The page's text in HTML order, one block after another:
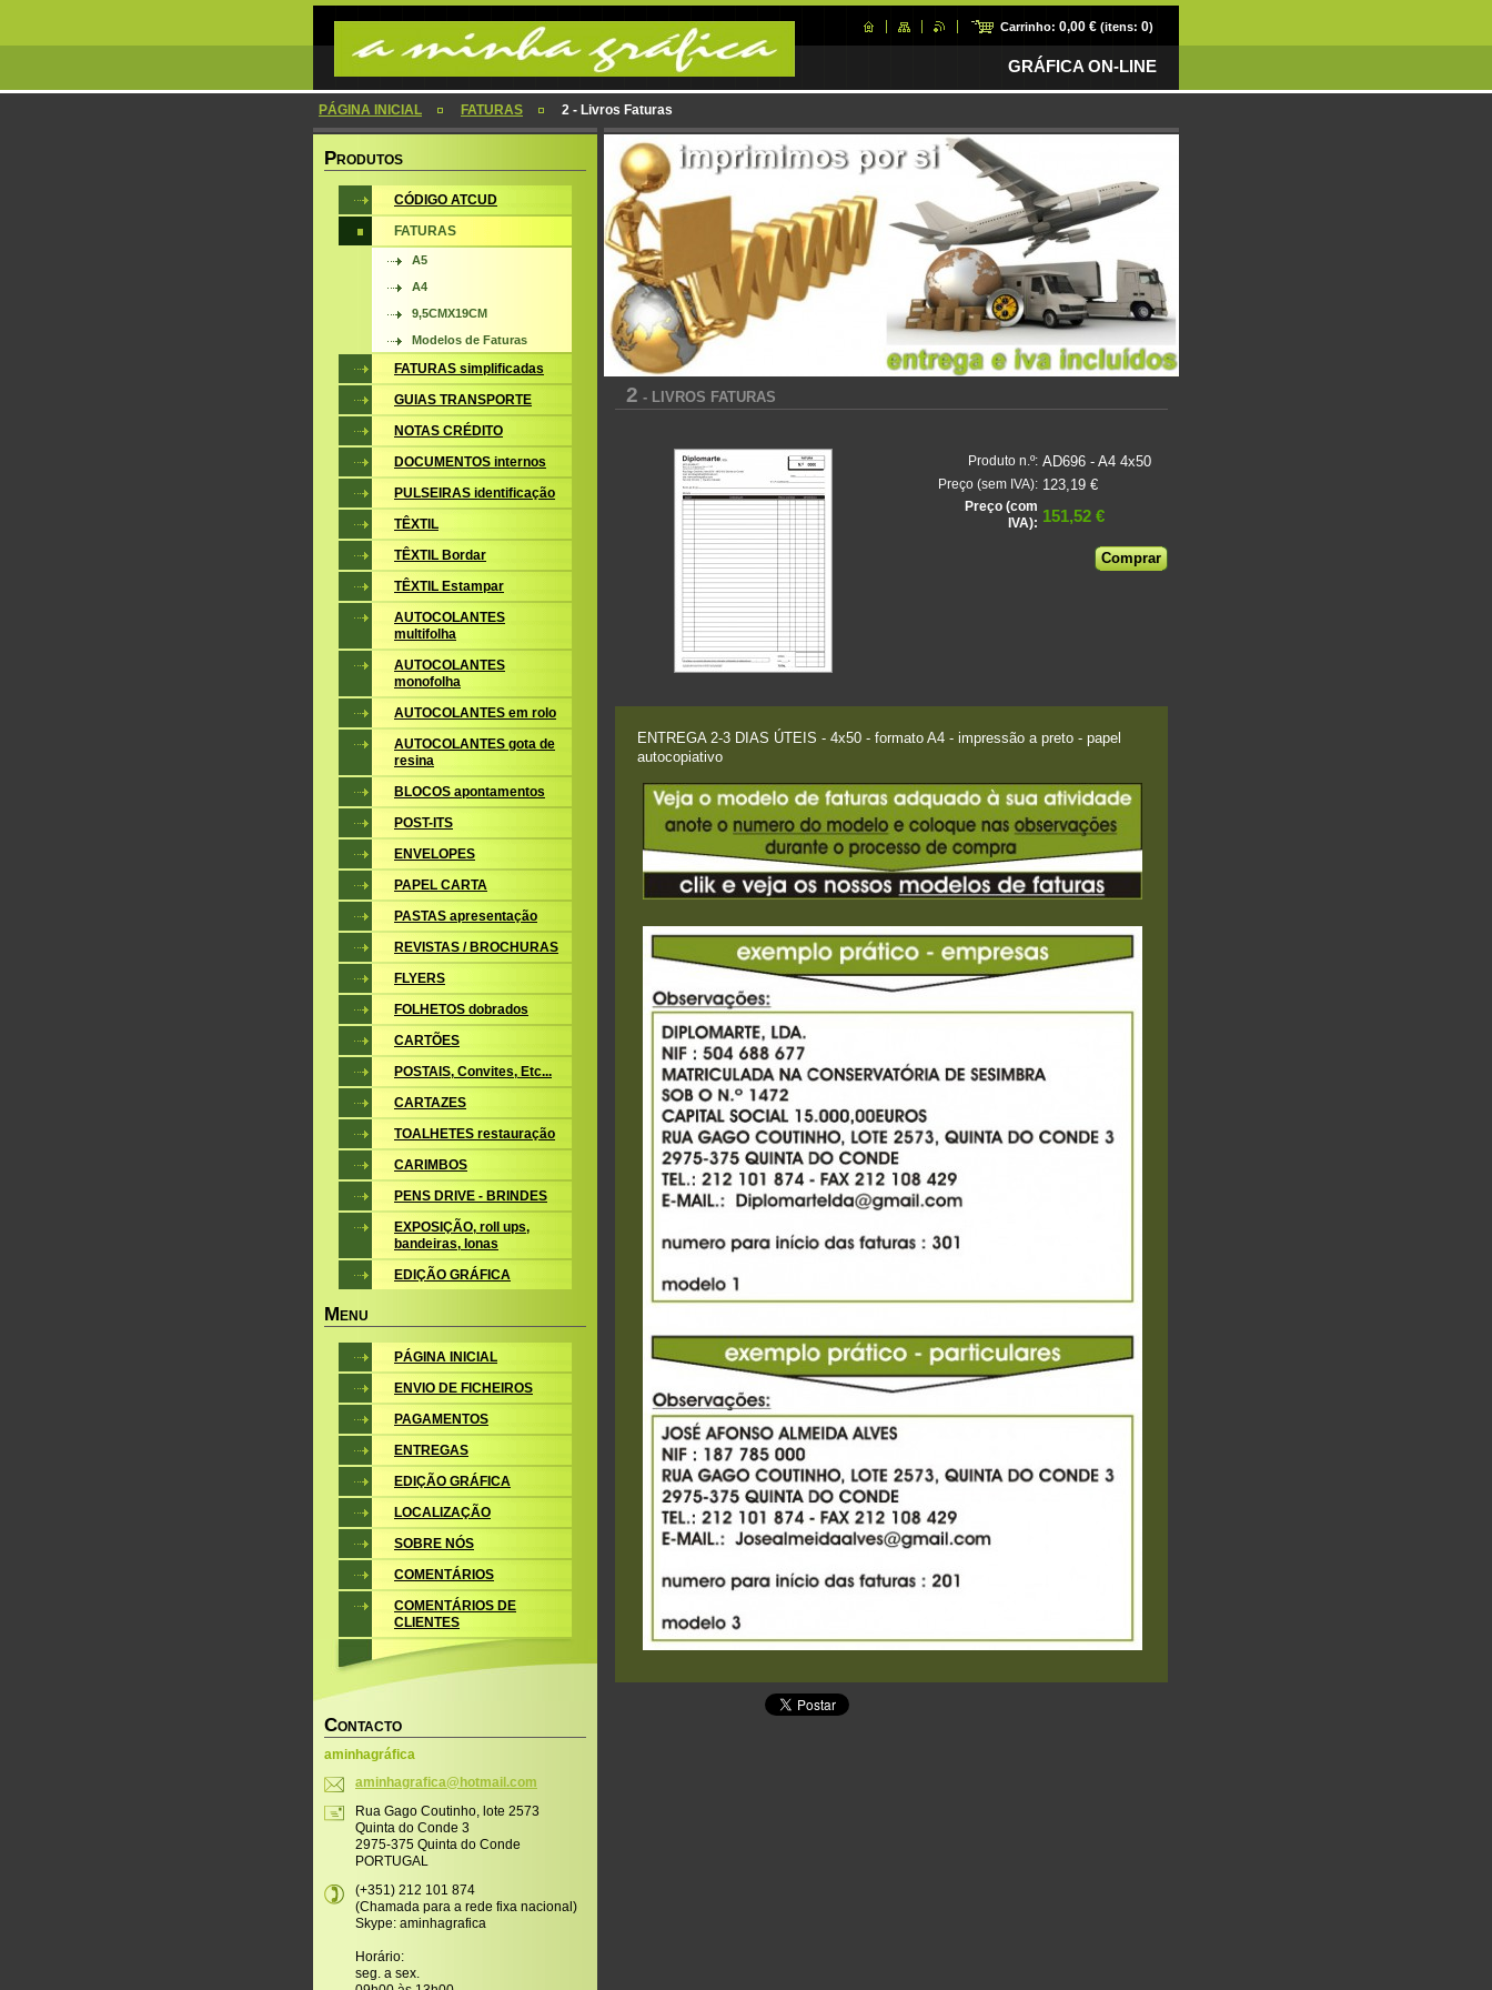
Carrinho: 0,00 € (itens: 0)
GRÁFICA ON-LINE
PÁGINA INICIAL FATURAS 2 - Livros Faturas
2 - LIVROS FATURAS
Produto n.º: AD696 - A4 4x50
Preço (sem IVA): 123,19 €
Preço (com
IVA): 151,52 €
ENTREGA 2-3 DIAS ÚTEIS - 4x50 - formato A4 - impressão a preto - papel
autocopiativo
PRODUTOS
CÓDIGO ATCUD
FATURAS
A5
A4
9,5CMX19CM
Modelos de Faturas
FATURAS simplificadas
GUIAS TRANSPORTE
NOTAS CRÉDITO
DOCUMENTOS internos
PULSEIRAS identificação
TÊXTIL
TÊXTIL Bordar
TÊXTIL Estampar
AUTOCOLANTES
multifolha
AUTOCOLANTES
monofolha
AUTOCOLANTES em rolo
AUTOCOLANTES gota de
resina
BLOCOS apontamentos
POST-ITS
ENVELOPES
PAPEL CARTA
PASTAS apresentação
REVISTAS / BROCHURAS
FLYERS
FOLHETOS dobrados
CARTÕES
POSTAIS, Convites, Etc...
CARTAZES
TOALHETES restauração
CARIMBOS
PENS DRIVE - BRINDES
EXPOSIÇÃO, roll ups,
bandeiras, lonas
EDIÇÃO GRÁFICA
M ENU
PÁGINA INICIAL
ENVIO DE FICHEIROS
PAGAMENTOS
ENTREGAS
EDIÇÃO GRÁFICA
LOCALIZAÇÃO
SOBRE NÓS
COMENTÁRIOS
COMENTÁRIOS DE
CLIENTES
CONTACTO
aminhagráfica
aminhagrafica@hotmail.com
Rua Gago Coutinho, lote 2573
Quinta do Conde 3
2975-375 Quinta do Conde
PORTUGAL
(+351) 212 101 874
(Chamada para a rede fixa nacional)
Skype: aminhagrafica
Horário:
seg. a sex.